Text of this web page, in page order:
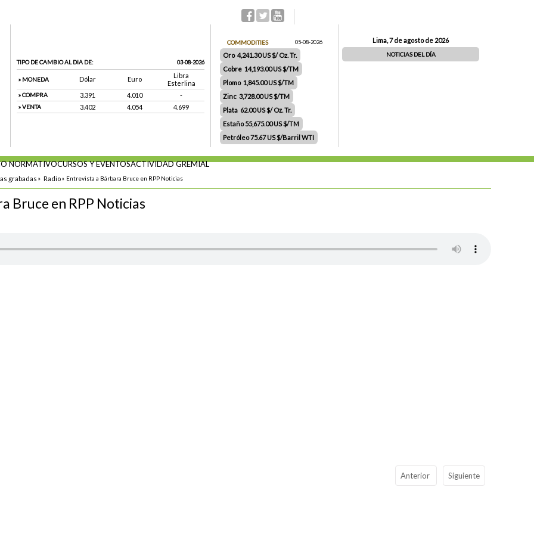
TIPO DE CAMBIO AL DIA DE: 03-08-2026
» MONEDA Dólar Euro
Libra
Esterlina
» COMPRA 3.391 4.010 -
» VENTA 3.402 4.054 4.699
COMMODITIES 05-08-2026
Oro 4,241.30 US $/ Oz. Tr.
Cobre 14,193.00 US $/TM
Plomo 1,845.00 US $/TM
Zinc 3,728.00 US $/TM
Plata 62.00 US $/ Oz. Tr.
Estaño 55,675.00 US $/TM
Petróleo 75.67 US $/Barril WTI
Lima, 7 de agosto de 2026
NOTICIAS DEL DÍA
NORMATIVOCURSOS Y EVENTOSACTIVIDAD GREMIAL
grabadas » Radio» Entrevista a Bárbara Bruce en RPP Noticias
Bruce en RPP Noticias
Anterior Siguiente